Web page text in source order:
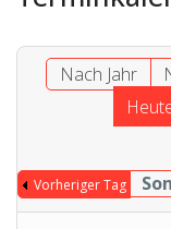
Nach Jahr
Vorheriger Tag